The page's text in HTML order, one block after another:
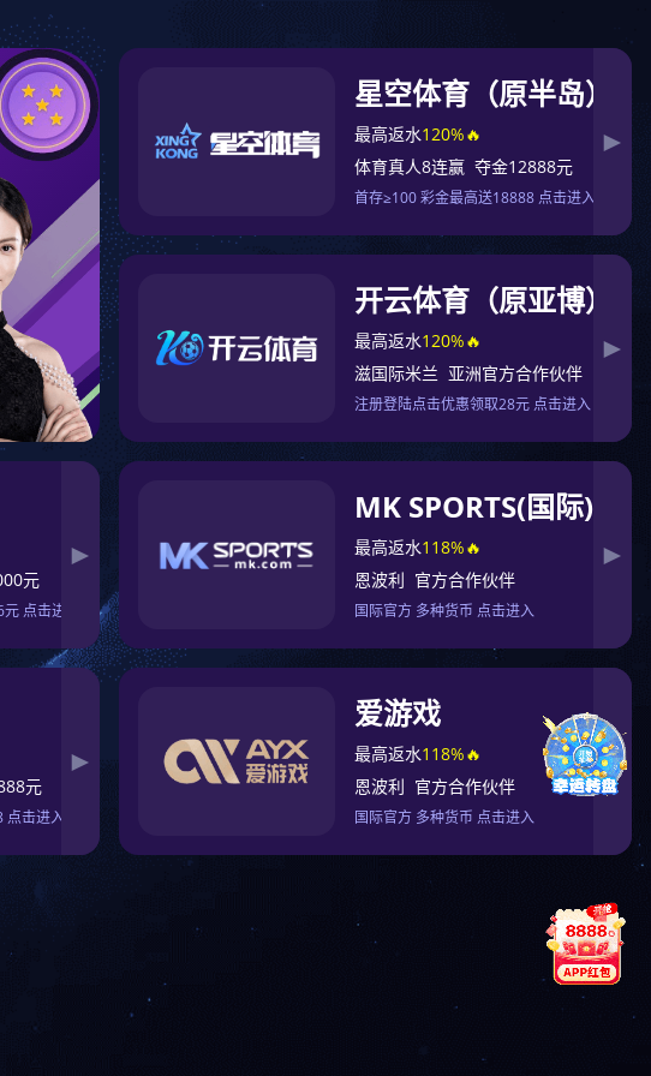
集团服务 联系 XINGKONG星空
1500+
Online Courses
200+
Online Tutors